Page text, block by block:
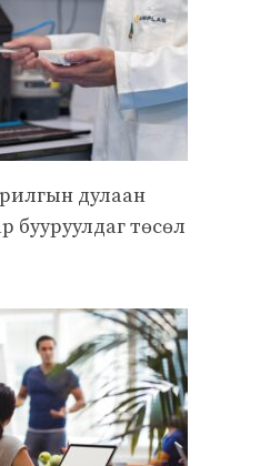
дулаан
бууруулдаг төсөл